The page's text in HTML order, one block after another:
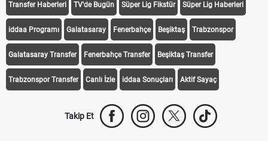
Transfer Haberleri TV'de Bugün Süper Lig Fikstür Süper Lig Haberleri
iddaa Programı Galatasaray Fenerbahçe Beşiktaş Trabzonspor
Galatasaray Transfer Fenerbahçe Transfer Beşiktaş Transfer
Trabzonspor Transfer Canlı İzle iddaa Sonuçları Aktif Sayaç
Takip Et